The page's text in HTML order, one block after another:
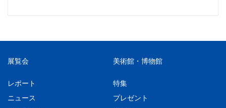
展覧会 美術館・博物館
レポート
特集
ニュース
プレゼント